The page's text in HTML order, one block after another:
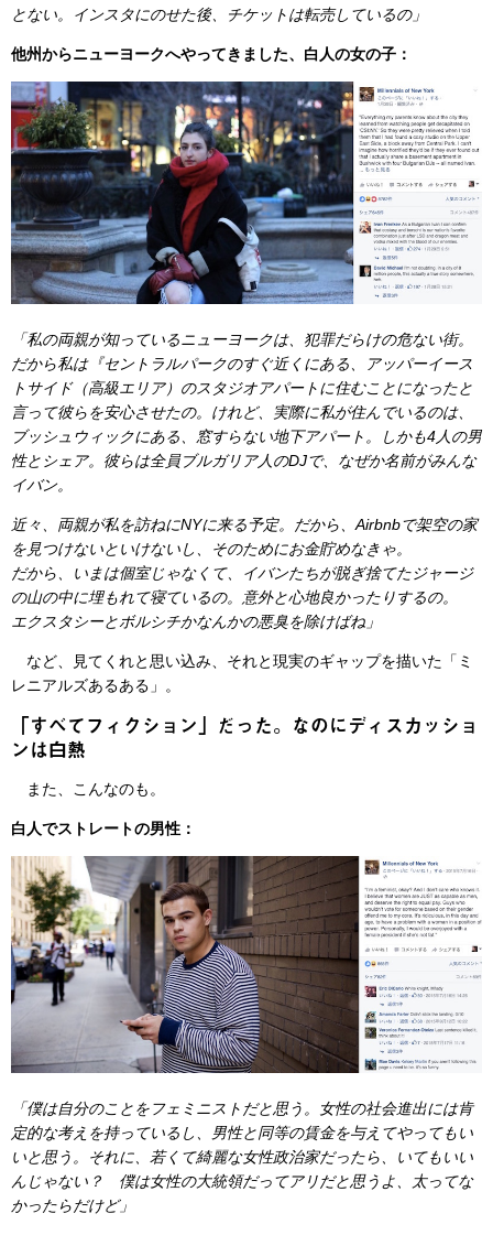
とない。インスタにのせた後、チケットは転売しているの」
他州からニューヨークへやってきました、白人の女の子：
「私の両親が知っているニューヨークは、犯罪だらけの危ない街。
だから私は『セントラルパークのすぐ近くにある、アッパーイース
トサイド（高級エリア）のスタジオアパートに住むことになったと
言って彼らを安心させたの。けれど、実際に私が住んでいるのは、
ブッシュウィックにある、窓すらない地下アパート。しかも4人の男
性とシェア。彼らは全員ブルガリア人のDJで、なぜか名前がみんな
イバン。
近々、両親が私を訪ねにNYに来る予定。だから、Airbnbで架空の家
を見つけないといけないし、そのためにお金貯めなきゃ。
だから、いまは個室じゃなくて、イバンたちが脱ぎ捨てたジャージ
の山の中に埋もれて寝ているの。意外と心地良かったりするの。
エクスタシーとボルシチかなんかの悪臭を除けばね」
など、見てくれと思い込み、それと現実のギャップを描いた「ミ
レニアルズあるある」。
「すべてフィクション」だった。なのにディスカッショ
ンは白熱
また、こんなのも。
白人でストレートの男性：
「僕は自分のことをフェミニストだと思う。女性の社会進出には肯
定的な考えを持っているし、男性と同等の賃金を与えてやってもい
いと思う。それに、若くて綺麗な女性政治家だったら、いてもいい
んじゃない？ 僕は女性の大統領だってアリだと思うよ、太ってな
かったらだけど」